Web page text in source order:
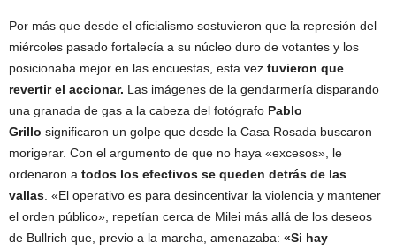
Por más que desde el oficialismo sostuvieron que la represión del
miércoles pasado fortalecía a su núcleo duro de votantes y los
posicionaba mejor en las encuestas, esta vez tuvieron que
revertir el accionar. Las imágenes de la gendarmería disparando
una granada de gas a la cabeza del fotógrafo Pablo
Grillo significaron un golpe que desde la Casa Rosada buscaron
morigerar. Con el argumento de que no haya «excesos», le
ordenaron a todos los efectivos se queden detrás de las
vallas . «El operativo es para desincentivar la violencia y mantener
el orden público», repetían cerca de Milei más allá de los deseos
de Bullrich que, previo a la marcha, amenazaba: «Si hay